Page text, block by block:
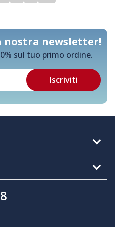
newsletter!
sul tuo primo ordine.